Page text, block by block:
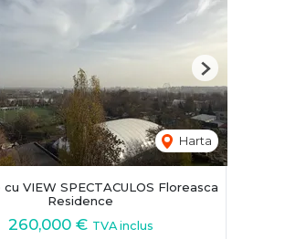
Harta
Next
VIEW SPECTACULOS Floreasca
Residence
260,000 € TVA inclus